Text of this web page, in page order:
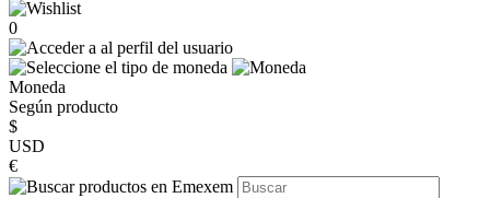
0
Moneda
Según producto
$
USD
€